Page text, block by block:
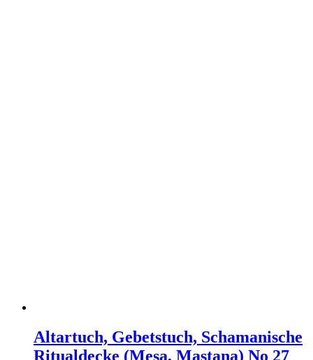
Altartuch, Gebetstuch, Schamanische
Ritualdecke (Mesa, Mastana) No 27